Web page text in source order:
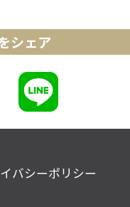
シェア
バシーポリシー